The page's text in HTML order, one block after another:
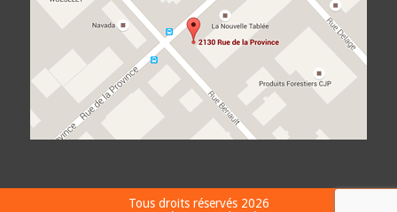
Tous droits réservés 2026